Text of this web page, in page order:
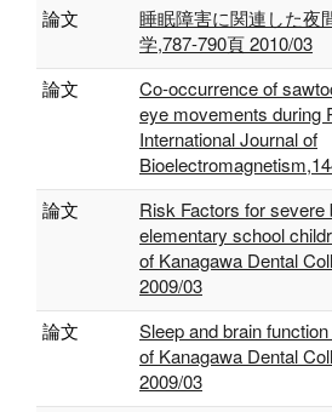
論文
睡眠障害に関連した夜
学,787-790頁 2010/03
論文
Co-occurrence of
eye movements during
International Journal of
論文
Risk Factors for severe
elementary school
of Kanagawa Dental
2009/03
論文
Sleep and brain
of Kanagawa Dental
2009/03